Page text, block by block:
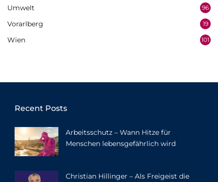
Umwelt 96
Vorarlberg 19
Wien 101
Recent Posts
Arbeitsschutz – Wann Hitze für
Menschen lebensgefährlich wird
Christian Hillinger – Als Freigeist die